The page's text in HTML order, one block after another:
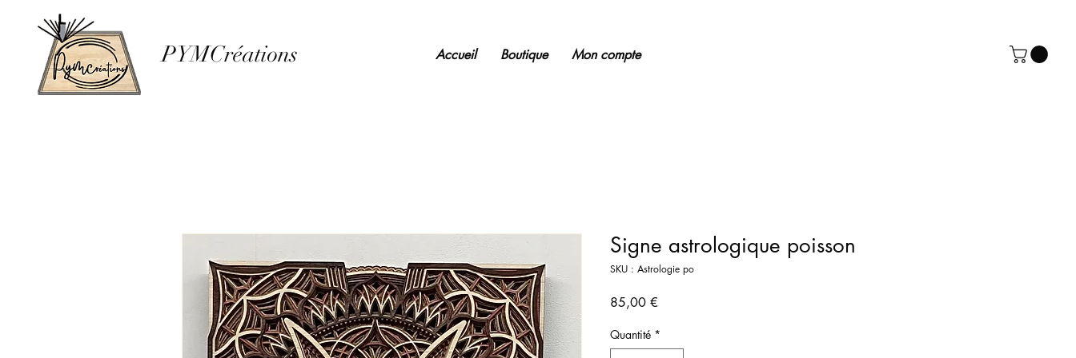
PYMCréations Accueil Boutique Mon compte
Signe astrologique poisson
SKU : Astrologie po
85,00 €
Quantité *